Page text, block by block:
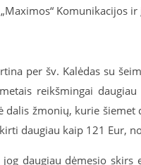
Komunikacijos
per šv. Kalėdas su
reikšmingai
žmonių, kurie
daugiau kaip 121 Eur,
daugiau dėmesio